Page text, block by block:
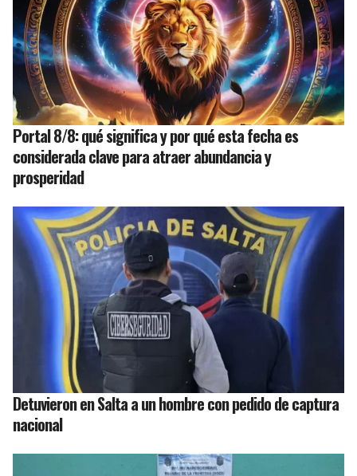
Portal 8/8: qué significa y por qué esta fecha es
considerada clave para atraer abundancia y
prosperidad
Detuvieron en Salta a un hombre con pedido de captura
nacional